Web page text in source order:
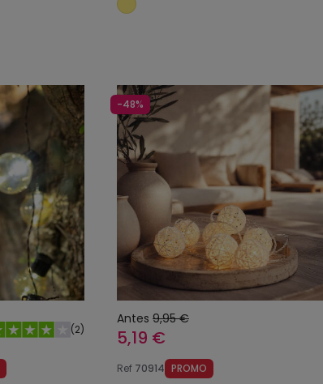
(2)
-48%
Antes 9,95 €
5,19 €
Ref 70914 PROMO